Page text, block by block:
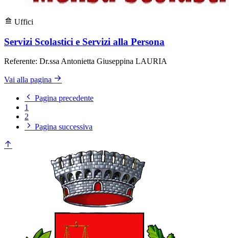
Uffici
Servizi Scolastici e Servizi alla Persona
Referente: Dr.ssa Antonietta Giuseppina LAURIA
Vai alla pagina
Pagina precedente
1
2
Pagina successiva